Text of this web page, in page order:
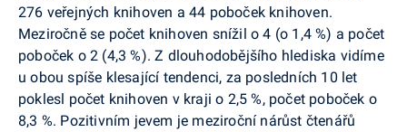
276 veřejných knihoven a 44 poboček knihoven.
Meziročně se počet knihoven snížil o 4 (o 1,4 %) a počet
poboček o 2 (4,3 %). Z dlouhodobějšího hlediska vidíme
u obou spíše klesající tendenci, za posledních 10 let
poklesl počet knihoven v kraji o 2,5 %, počet poboček o
8,3 %. Pozitivním jevem je meziroční nárůst čtenářů